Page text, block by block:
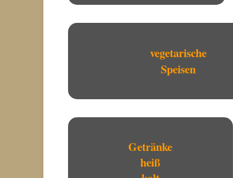
vegetarische
Speisen
Getränke
heiß